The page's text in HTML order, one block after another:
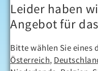
Leider haben
Angebot für
Bitte wählen Sie eines
Österreich,